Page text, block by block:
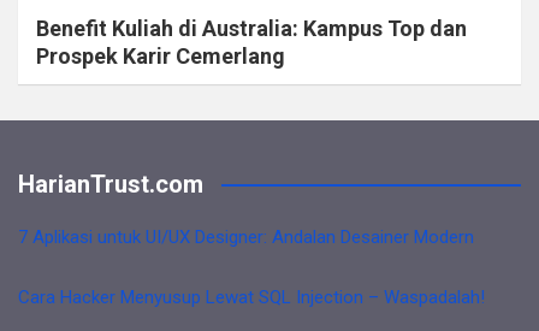
Benefit Kuliah di Australia: Kampus Top dan
Prospek Karir Cemerlang
HarianTrust.com
7 Aplikasi untuk UI/UX Designer: Andalan Desainer Modern
Cara Hacker Menyusup Lewat SQL Injection – Waspadalah!